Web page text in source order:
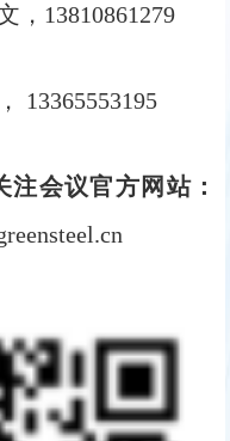
，13810861279
13365553195
会议官方网站：